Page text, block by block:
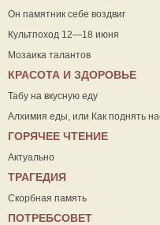
Он памятник себе воздвиг
Культпоход 12—18 июня
Мозаика талантов
КРАСОТА И ЗДОРОВЬЕ
Табу на вкусную еду
Алхимия еды, или Как поднять
ГОРЯЧЕЕ ЧТЕНИЕ
Актуально
ТРАГЕДИЯ
Скорбная память
ПОТРЕБСОВЕТ